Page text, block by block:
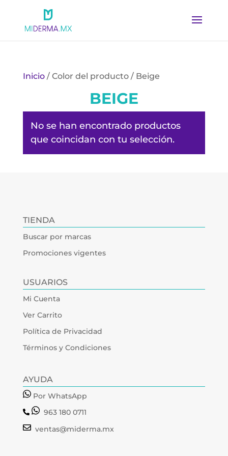
Inicio/ Color del producto / Beige
BEIGE
No se han encontrado productos
que coincidan con tu selección.
TIENDA
Buscar por marcas
Promociones vigentes
USUARIOS
Mi Cuenta
Ver Carrito
Política de Privacidad
Términos y Condiciones
AYUDA
Por WhatsApp
963 180 0711
ventas@miderma.mx